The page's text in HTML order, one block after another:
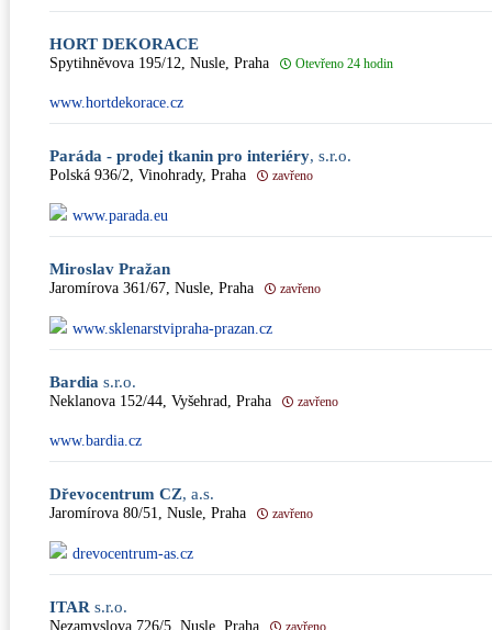
HORT DEKORACE
Spytihněvova 195/12, Nusle, Praha Otevřeno 24 hodin
www.hortdekorace.cz
Paráda - prodej tkanin pro interiéry, s.r.o.
Polská 936/2, Vinohrady, Praha zavřeno
www.parada.eu
Miroslav Pražan
Jaromírova 361/67, Nusle, Praha zavřeno
www.sklenarstvipraha-prazan.cz
Bardia s.r.o.
Neklanova 152/44, Vyšehrad, Praha zavřeno
www.bardia.cz
Dřevocentrum CZ, a.s.
Jaromírova 80/51, Nusle, Praha zavřeno
drevocentrum-as.cz
ITAR s.r.o.
Nezamyslova 726/5, Nusle, Praha